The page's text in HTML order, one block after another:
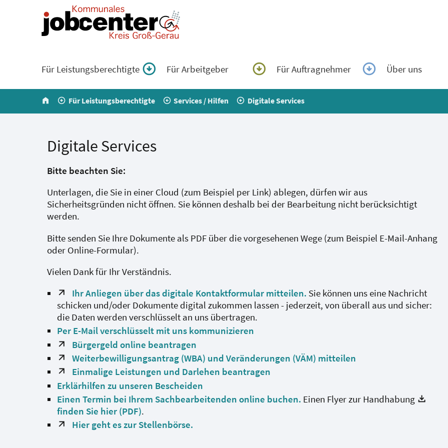
Für Leistungsberechtigte Für Arbeitgeber Für Auftragnehmer Über uns
home Für Leistungsberechtigte Services / Hilfen Digitale Services
Digitale Services
Bitte beachten Sie:
Unterlagen, die Sie in einer Cloud (zum Beispiel per Link) ablegen, dürfen wir aus
Sicherheitsgründen nicht öffnen. Sie können deshalb bei der Bearbeitung nicht berücksichtigt
werden.
Bitte senden Sie Ihre Dokumente als PDF über die vorgesehenen Wege (zum Beispiel E-Mail-Anhang
oder Online-Formular).
Vielen Dank für Ihr Verständnis.
Ihr Anliegen über das digitale Kontaktformular mitteilen. Sie können uns eine Nachricht
schicken und/oder Dokumente digital zukommen lassen - jederzeit, von überall aus und sicher:
die Daten werden verschlüsselt an uns übertragen.
Per E-Mail verschlüsselt mit uns kommunizieren
Bürgergeld online beantragen
Weiterbewilligungsantrag (WBA) und Veränderungen (VÄM) mitteilen
Einmalige Leistungen und Darlehen beantragen
Erklärhilfen zu unseren Bescheiden
Einen Termin bei Ihrem Sachbearbeitenden online buchen. Einen Flyer zur Handhabung
finden Sie hier (PDF).
Hier geht es zur Stellenbörse.